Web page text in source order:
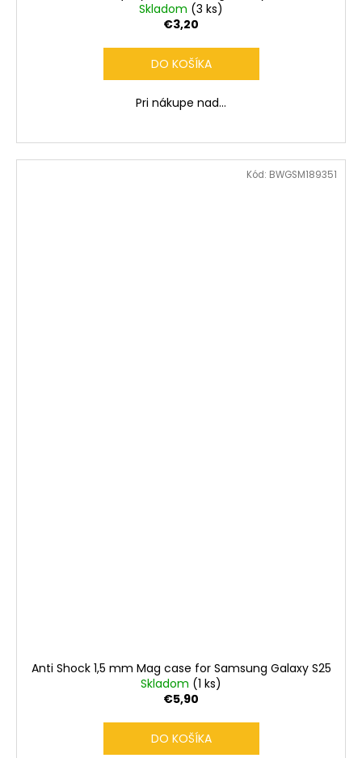
Skladom (3 ks)
€3,20
DO KOŠÍKA
Pri nákupe nad...
Anti Shock 1,5 mm Mag case for Samsung Galaxy S25
Skladom (1 ks)
€5,90
DO KOŠÍKA
Kód: BWGSM189351